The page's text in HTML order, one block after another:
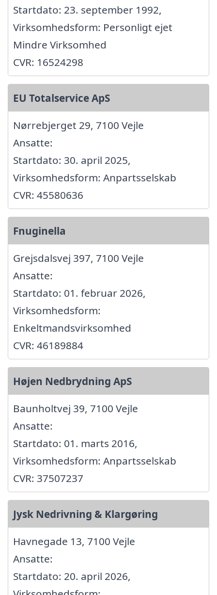
Startdato: 23. september 1992,
Virksomhedsform: Personligt ejet
Mindre Virksomhed
CVR: 16524298
EU Totalservice ApS
Nørrebjerget 29, 7100 Vejle
Ansatte:
Startdato: 30. april 2025,
Virksomhedsform: Anpartsselskab
CVR: 45580636
Fnuginella
Grejsdalsvej 397, 7100 Vejle
Ansatte:
Startdato: 01. februar 2026,
Virksomhedsform:
Enkeltmandsvirksomhed
CVR: 46189884
Højen Nedbrydning ApS
Baunholtvej 39, 7100 Vejle
Ansatte:
Startdato: 01. marts 2016,
Virksomhedsform: Anpartsselskab
CVR: 37507237
Jysk Nedrivning & Klargøring
Havnegade 13, 7100 Vejle
Ansatte:
Startdato: 20. april 2026,